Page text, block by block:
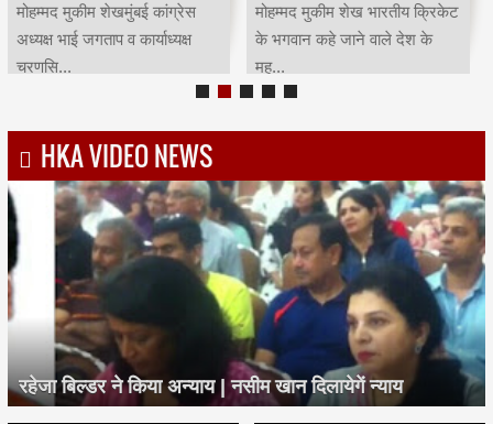
मोहम्मद मुकीम शेखमुंबई कांग्रेस
अध्यक्ष भाई जगताप व कार्याध्यक्ष
चरणसि...
मोहम्मद मुकीम शेख भारतीय क्रिकेट
के भगवान कहे जाने वाले देश के
मह...
HKA VIDEO NEWS
रहेजा बिल्डर ने किया अन्याय | नसीम खान दिलायेगें न्याय